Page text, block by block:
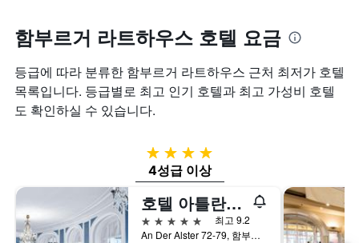
함부르거 라트하우스 호텔 요금
등급에 따라 분류한 함부르거 라트하우스 근처 최저가 호텔
목록입니다. 등급별로 최고 인기 호텔과 최고 가성비 호텔
도 확인하실 수 있습니다.
4성급
4성급 이상
호텔 아틀란틱 함부르크, 오토그래프 컬렉션
5성급
최고 9.2
An Der Alster 72-79, 함부르크, 함부르크, 독일